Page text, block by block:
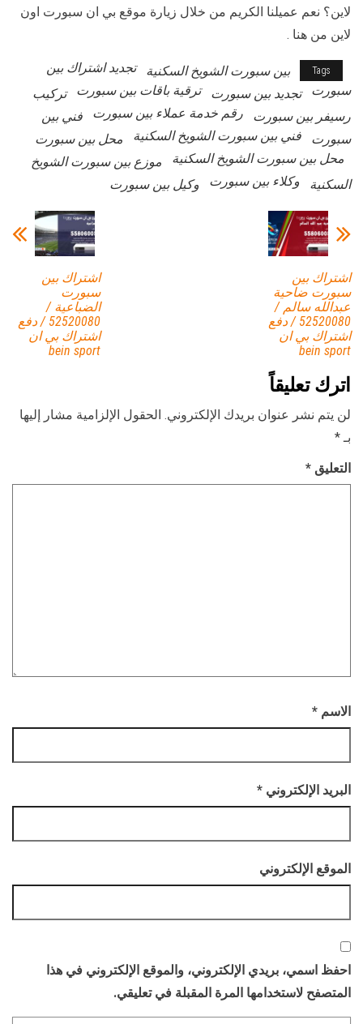
لاين؟ نعم عميلنا الكريم من خلال زيارة موقع بي ان سبورت اون
لاين من هنا .
Tags بين سبورت الشويخ السكنية
تجديد اشتراك بين
سبورت
تجديد بين سبورت ترقية باقات بين سبورت
تركيب
رسيفر بين سبورت
رقم خدمة عملاء بين سبورت
فني بين
سبورت
فني بين سبورت الشويخ السكنية
محل بين سبورت
محل بين سبورت الشويخ السكنية
موزع بين سبورت الشويخ
السكنية
وكلاء بين سبورت وكيل بين سبورت
اشتراك بين
سبورت
الضباعية /
52520080 / دفع
اشتراك بي ان
bein sport
اشتراك بين
سبورت ضاحية
عبدالله سالم /
52520080 / دفع
اشتراك بي ان
bein sport
اترك تعليقاً
لن يتم نشر عنوان بريدك الإلكتروني. الحقول الإلزامية مشار إليها
بـ*
التعليق *
الاسم *
البريد الإلكتروني *
الموقع الإلكتروني
احفظ اسمي، بريدي الإلكتروني، والموقع الإلكتروني في هذا
المتصفح لاستخدامها المرة المقبلة في تعليقي.